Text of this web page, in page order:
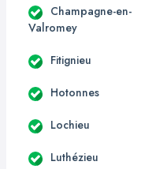
Champagne-en-
Valromey
Fitignieu
Hotonnes
Lochieu
Luthézieu